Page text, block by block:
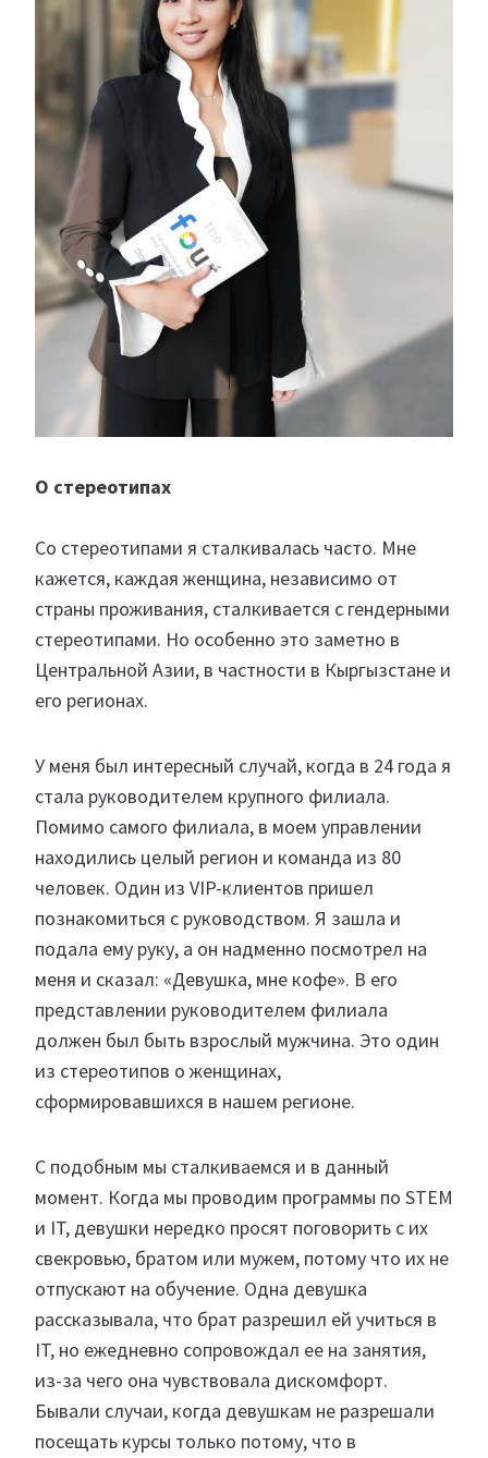
О стереотипах
Со стереотипами я сталкивалась часто. Мне
кажется, каждая женщина, независимо от
страны проживания, сталкивается с гендерными
стереотипами. Но особенно это заметно в
Центральной Азии, в частности в Кыргызстане и
его регионах.
У меня был интересный случай, когда в 24 года я
стала руководителем крупного филиала.
Помимо самого филиала, в моем управлении
находились целый регион и команда из 80
человек. Один из VIP-клиентов пришел
познакомиться с руководством. Я зашла и
подала ему руку, а он надменно посмотрел на
меня и сказал: «Девушка, мне кофе». В его
представлении руководителем филиала
должен был быть взрослый мужчина. Это один
из стереотипов о женщинах,
сформировавшихся в нашем регионе.
С подобным мы сталкиваемся и в данный
момент. Когда мы проводим программы по STEM
и IT, девушки нередко просят поговорить с их
свекровью, братом или мужем, потому что их не
отпускают на обучение. Одна девушка
рассказывала, что брат разрешил ей учиться в
IT, но ежедневно сопровождал ее на занятия,
из-за чего она чувствовала дискомфорт.
Бывали случаи, когда девушкам не разрешали
посещать курсы только потому, что в